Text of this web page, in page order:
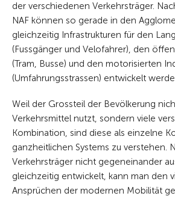
der verschiedenen Verkehrsträger.
NAF können so gerade in den
gleichzeitig Infrastrukturen für den
(Fussgänger und Velofahrer), den
(Tram, Busse) und den motorisierten
(Umfahrungsstrassen) entwickelt
Weil der Grossteil der Bevölkerung
Verkehrsmittel nutzt, sondern viele
Kombination, sind diese als einzelne
ganzheitlichen Systems zu verstehen.
Verkehrsträger nicht gegeneinander
gleichzeitig entwickelt, kann man den
Ansprüchen der modernen Mobilität